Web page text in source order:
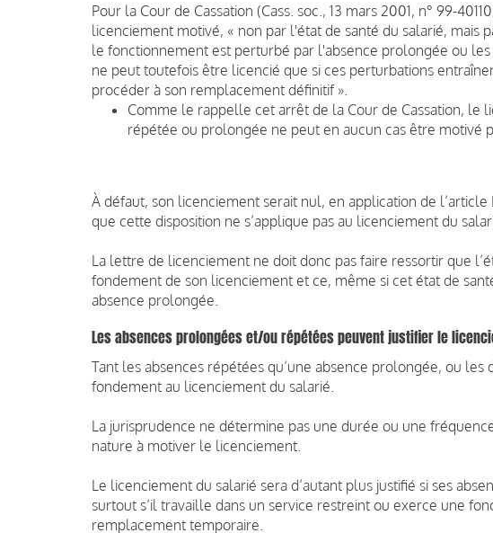
Pour la Cour de Cassation (Cass. soc., 13 mars 2001, n° 99-
licenciement motivé, « non par l'état de santé du salarié, mais
le fonctionnement est perturbé par l'absence prolongée ou
ne peut toutefois être licencié que si ces perturbations
procéder à son remplacement définitif ».
Comme le rappelle cet arrêt de la Cour de Cassation, le
répétée ou prolongée ne peut en aucun cas être motivé
À défaut, son licenciement serait nul, en application de l’article
que cette disposition ne s’applique pas au licenciement du
La lettre de licenciement ne doit donc pas faire ressortir que
fondement de son licenciement et ce, même si cet état de
absence prolongée.
Les absences prolongées et/ou répétées peuvent justifier le
Tant les absences répétées qu’une absence prolongée, ou
fondement au licenciement du salarié.
La jurisprudence ne détermine pas une durée ou une
nature à motiver le licenciement.
Le licenciement du salarié sera d’autant plus justifié si ses
surtout s’il travaille dans un service restreint ou exerce une
remplacement temporaire.